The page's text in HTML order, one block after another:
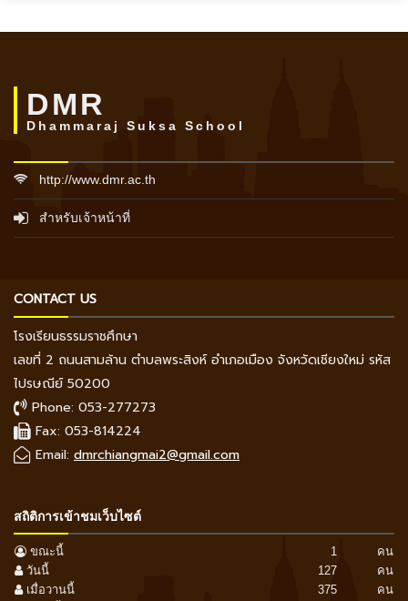
DMR
Dhammaraj Suksa School
http://www.dmr.ac.th
สำหรับเจ้าหน้าที่
CONTACT US
โรงเรียนธรรมราชศึกษา
เลขที่ 2 ถนนสามล้าน ตำบลพระสิงห์ อำเภอเมือง จังหวัดเชียงใหม่ รหัส
ไปรษณีย์ 50200
Phone: 053-277273
Fax: 053-814224
Email: dmrchiangmai2@gmail.com
สถิติการเข้าชมเว็บไซต์
ขณะนี้ 1
คน
วันนี้
127
คน
เมื่อวานนี้
375 คน